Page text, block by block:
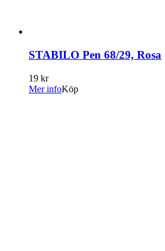
STABILO Pen 68/29, Rosa
19 kr
Mer infoKöp